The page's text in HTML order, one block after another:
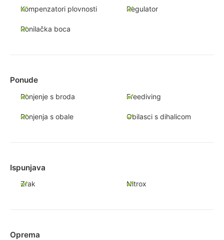
Kompenzatori plovnosti Regulator
Ronilačka boca
Ponude
Ronjenje s broda Freediving
Ronjenja s obale Obilasci s dihalicom
Ispunjava
Zrak Nitrox
Oprema